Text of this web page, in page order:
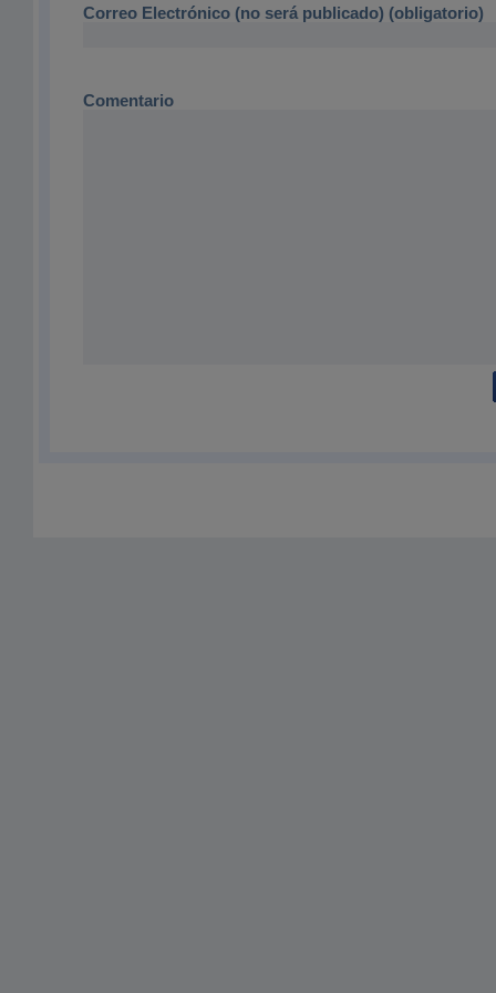
Correo Electrónico (no será publicado) (obligatorio)
Comentario